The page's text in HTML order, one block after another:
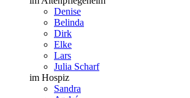
Denise
Belinda
Dirk
Elke
Lars
Julia Scharf
im Hospiz
Sandra